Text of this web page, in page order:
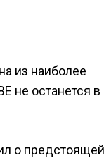
из наиболее
не останется в
о предстоящей